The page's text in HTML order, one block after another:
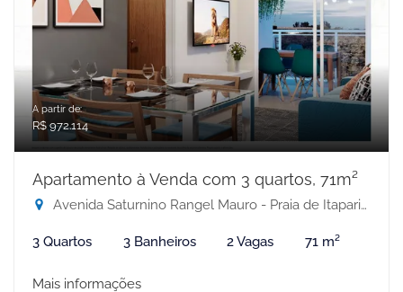
A partir de:
R$ 972.114
Apartamento à Venda com 3 quartos, 71m²
Avenida Saturnino Rangel Mauro - Praia de Itaparica, Vila Velha-ES
3 Quartos 3 Banheiros 2 Vagas 71 m²
Mais informações